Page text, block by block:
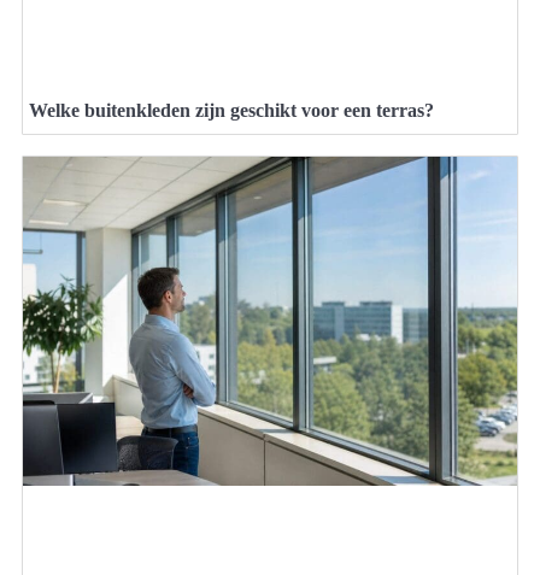
Welke buitenkleden zijn geschikt voor een terras?